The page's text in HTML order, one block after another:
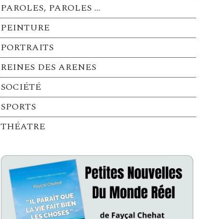
PAROLES, PAROLES …
PEINTURE
PORTRAITS
REINES DES ARENES
SOCIÉTÉ
SPORTS
THÉATRE